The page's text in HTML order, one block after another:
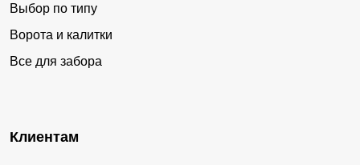
Выбор по типу
Ворота и калитки
Все для забора
Клиентам